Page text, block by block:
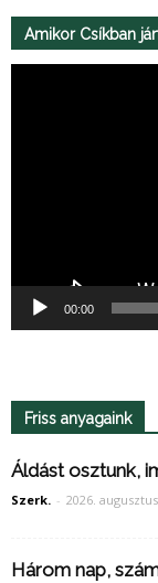
Amikor Csíkban
00:00
Friss anyagaink
Áldást osztunk,
Szerk. - 2026.
Három nap,